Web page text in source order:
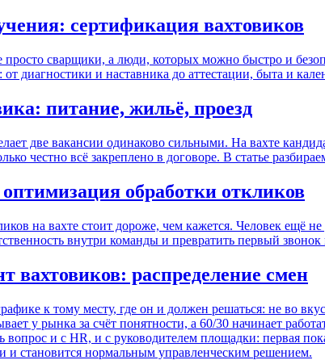
сертификация вахтовиков
сварщики, а люди, которых можно быстро и
диагностики и наставника до аттестации, быта и
питание, жильё, проезд
две вакансии одинаково сильными. На вахте
честно всё закреплено в договоре. В статье
обработки откликов
на вахте стоит дороже, чем кажется. Человек ещё
внутри команды и превратить первый
вахтовиков: распределение смен
к тому месту, где он и должен решаться: не во
у рынка за счёт понятности, а 60/30 начинает
вопрос и с HR, и с руководителем площадки: первая
и становится нормальным управленческим решением.